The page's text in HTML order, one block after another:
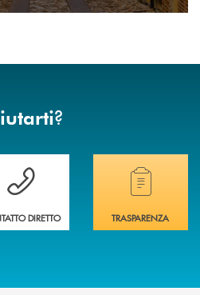
?
filiali della banca.
bisogno di assistenza immediata?
DIRETTO
Hai bisogno di
TRASPARENZA